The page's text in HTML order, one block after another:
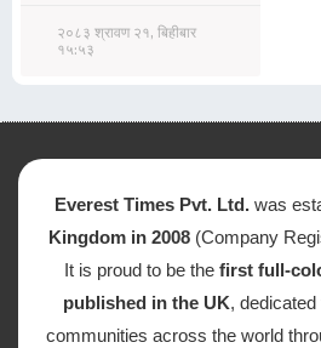
२०८३ श्रावण २१, बिहीबार
१५:५३
Everest Times Pvt. Ltd. was
Kingdom in 2008 (Company
It is proud to be the first full-
published in the UK, dedicated
communities across the world